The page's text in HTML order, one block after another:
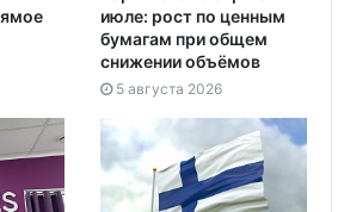
июле: рост по ценным
бумагам при общем
снижении объёмов
5 августа 2026